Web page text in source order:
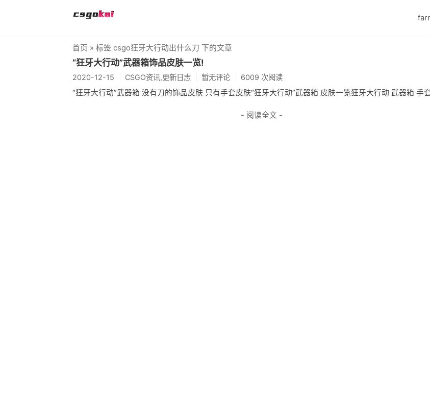
首页 » 标签 csgo狂牙大行动出什么刀 下的文章
“狂牙大行动”武器箱饰品皮肤一览!
2020-12-15 CSGO资讯,更新日志 暂无评论 6009 次阅读
“狂牙大行动”武器箱 没有刀的饰品皮肤 只有手套皮肤“狂牙大行动”武器箱 皮肤一览狂牙大行动 武器箱 手
- 阅读全文 -